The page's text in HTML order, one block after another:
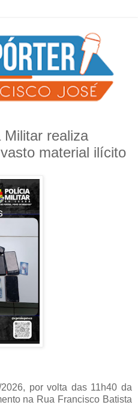
realiza
material ilícito
por volta das 11h40 da
na Rua Francisco Batista